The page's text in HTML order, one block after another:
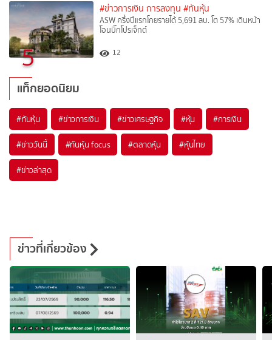
5
#ข่าวการเงิน การลงทุน #ทันหุ้น
ASW ครึ่งปีแรกโกยรายได้ 5,691 ลบ. โต 57% เดินหน้า
โอนบิ๊กโปรเจ็กต์
12
แท็กยอดนิยม
#ทันหุ้น #ข่าวการเงิน #ข่าวเศรษฐกิจ #หุ้น #การเงิน
#ข่าววันนี้ #ทันหุ้น focus #ตลาดหุ้น #หุ้นไทย
#ข่าวล่าสุด
ข่าวที่เกี่ยวข้อง